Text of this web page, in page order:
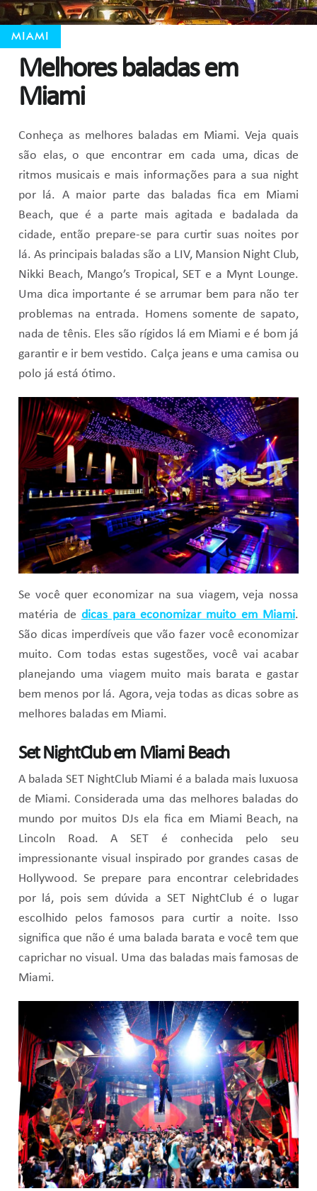
MIAMI
Melhores baladas em
Miami
Conheça as melhores baladas em Miami. Veja quais
são elas, o que encontrar em cada uma, dicas de
ritmos musicais e mais informações para a sua night
por lá. A maior parte das baladas fica em Miami
Beach, que é a parte mais agitada e badalada da
cidade, então prepare-se para curtir suas noites por
lá. As principais baladas são a LIV, Mansion Night Club,
Nikki Beach, Mango’s Tropical, SET e a Mynt Lounge.
Uma dica importante é se arrumar bem para não ter
problemas na entrada. Homens somente de sapato,
nada de tênis. Eles são rígidos lá em Miami e é bom já
garantir e ir bem vestido. Calça jeans e uma camisa ou
polo já está ótimo.
Se você quer economizar na sua viagem, veja nossa
matéria de dicas para economizar muito em Miami.
São dicas imperdíveis que vão fazer você economizar
muito. Com todas estas sugestões, você vai acabar
planejando uma viagem muito mais barata e gastar
bem menos por lá. Agora, veja todas as dicas sobre as
melhores baladas em Miami.
Set NightClub em Miami Beach
A balada SET NightClub Miami é a balada mais luxuosa
de Miami. Considerada uma das melhores baladas do
mundo por muitos DJs ela fica em Miami Beach, na
Lincoln Road. A SET é conhecida pelo seu
impressionante visual inspirado por grandes casas de
Hollywood. Se prepare para encontrar celebridades
por lá, pois sem dúvida a SET NightClub é o lugar
escolhido pelos famosos para curtir a noite. Isso
significa que não é uma balada barata e você tem que
caprichar no visual. Uma das baladas mais famosas de
Miami.